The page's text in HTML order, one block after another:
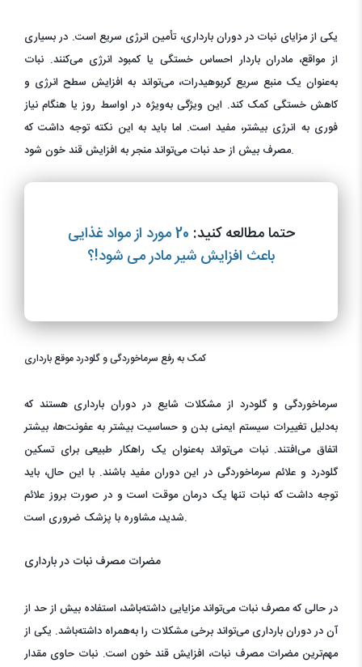
یکی از مزایای نبات در دوران بارداری، تأمین انرژی سریع است. در بسیاری
از مواقع، مادران باردار احساس خستگی یا کمبود انرژی می‌کنند. نبات
به‌عنوان یک منبع سریع کربوهیدرات، می‌تواند به افزایش سطح انرژی و
کاهش خستگی کمک کند. این ویژگی به‌ویژه در اواسط روز یا هنگام نیاز
فوری به انرژی بیشتر، مفید است. اما باید به این نکته توجه داشت که
مصرف بیش از حد نبات می‌تواند منجر به افزایش قند خون شود.
حتما مطالعه کنید:
20 مورد از مواد غذایی
باعث افزایش شیر مادر می شود!؟
کمک به رفع سرماخوردگی و گلودرد موقع بارداری
سرماخوردگی و گلودرد از مشکلات شایع در دوران بارداری هستند که
به‌دلیل تغییرات سیستم ایمنی بدن و حساسیت بیشتر به عفونت‌ها، بیشتر
اتفاق می‌افتند. نبات می‌تواند به‌عنوان یک راهکار طبیعی برای تسکین
گلودرد و علائم سرماخوردگی در این دوران مفید باشند. با این حال، باید
توجه داشت که نبات تنها یک درمان موقت است و در صورت بروز علائم
شدید، مشاوره با پزشک ضروری است.
مضرات مصرف نبات در بارداری
در حالی که مصرف نبات می‌تواند مزایایی داشته‌باشد، استفاده بیش از حد از
آن در دوران بارداری می‌تواند برخی مشکلات را به‌همراه داشته‌باشد. یکی از
مهم‌ترین مضرات مصرف نبات، افزایش قند خون است. نبات حاوی مقدار